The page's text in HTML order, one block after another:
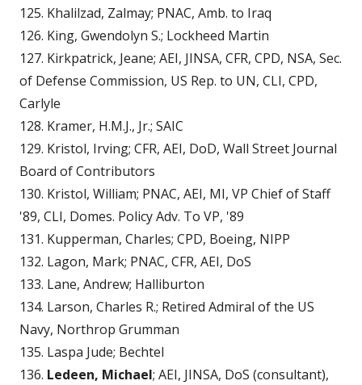
125. Khalilzad, Zalmay; PNAC, Amb. to Iraq
126. King, Gwendolyn S.; Lockheed Martin
127. Kirkpatrick, Jeane; AEI, JINSA, CFR, CPD, NSA, Sec.
of Defense Commission, US Rep. to UN, CLI, CPD,
Carlyle
128. Kramer, H.M.J., Jr.; SAIC
129. Kristol, Irving; CFR, AEI, DoD, Wall Street Journal
Board of Contributors
130. Kristol, William; PNAC, AEI, MI, VP Chief of Staff
'89, CLI, Domes. Policy Adv. To VP, '89
131. Kupperman, Charles; CPD, Boeing, NIPP
132. Lagon, Mark; PNAC, CFR, AEI, DoS
133. Lane, Andrew; Halliburton
134. Larson, Charles R.; Retired Admiral of the US
Navy, Northrop Grumman
135. Laspa Jude; Bechtel
136. Ledeen, Michael; AEI, JINSA, DoS (consultant),